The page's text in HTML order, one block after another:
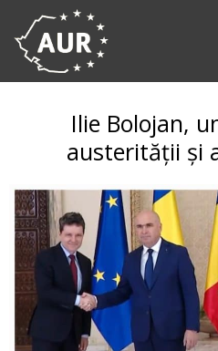
Ilie Bolojan,
austerității și